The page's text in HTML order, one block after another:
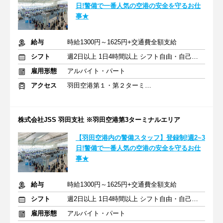
日!警備で一番人気の空港の安全を守るお仕
事★
給与
時給1300円～1625円+交通費全額支給
シフト
週2日以上 1日4時間以上 シフト自由・自己申告
雇用形態
アルバイト・パート
アクセス
羽田空港第１・第２ターミナル(京急)駅
株式会社JSS 羽田支社 ※羽田空港第3ターミナルエリア
【羽田空港内の警備スタッフ】登録制!週2~3
日!警備で一番人気の空港の安全を守るお仕
事★
給与
時給1300円～1625円+交通費全額支給
シフト
週2日以上 1日4時間以上 シフト自由・自己申告
雇用形態
アルバイト・パート